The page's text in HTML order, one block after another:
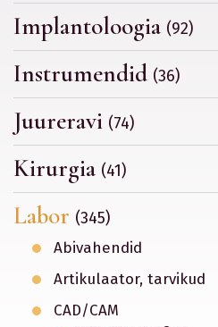
Implantoloogia (92)
Instrumendid (36)
Juureravi (74)
Kirurgia (41)
Labor (345)
Abivahendid
Artikulaator, tarvikud
CAD/CAM